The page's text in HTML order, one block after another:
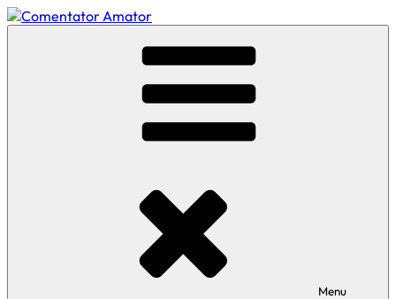
Skip
to
Menu